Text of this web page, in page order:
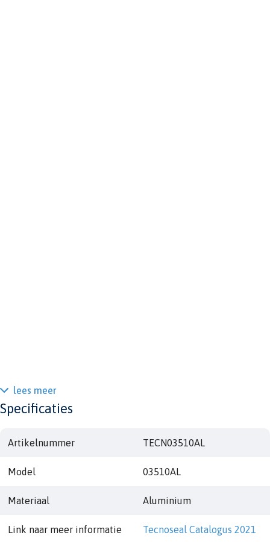
lees meer
Specificaties
Artikelnummer TECN03510AL
Model 03510AL
Materiaal Aluminium
Link naar meer informatie Tecnoseal Catalogus 2021